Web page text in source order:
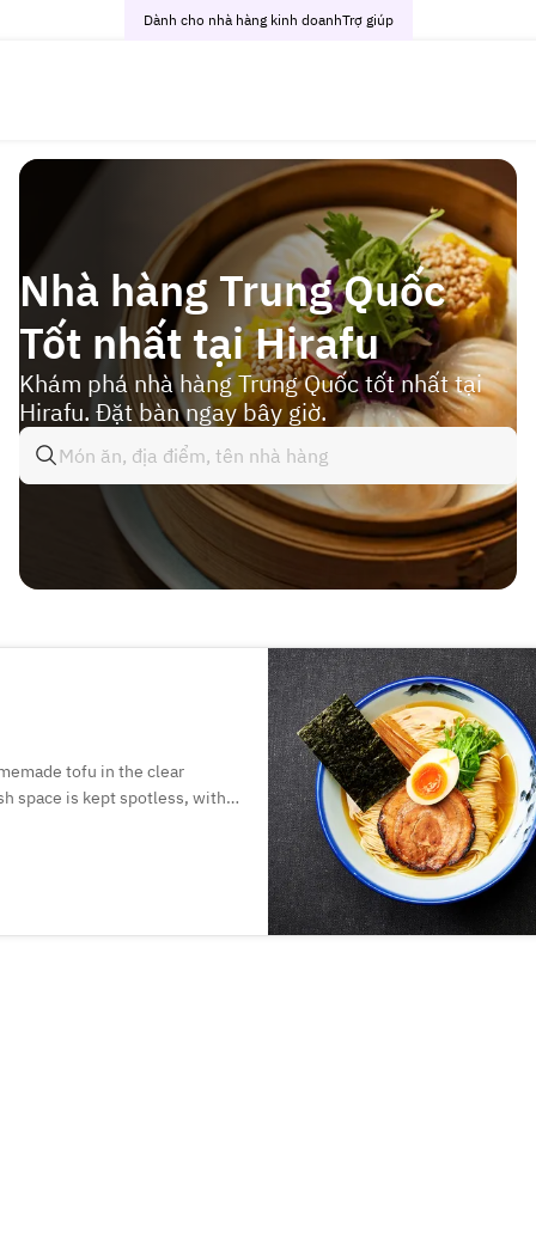
Dành cho nhà hàng kinh doanhTrợ giúp
Nhà hàng Trung Quốc
Tốt nhất tại Hirafu
Khám phá nhà hàng Trung Quốc tốt nhất tại
Hirafu. Đặt bàn ngay bây giờ.
tofu in the clear
space is kept spotless, with